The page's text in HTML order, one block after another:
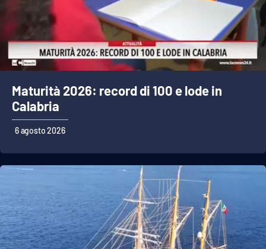
Maturità 2026: record di 100 e lode in
Calabria
6 agosto 2026